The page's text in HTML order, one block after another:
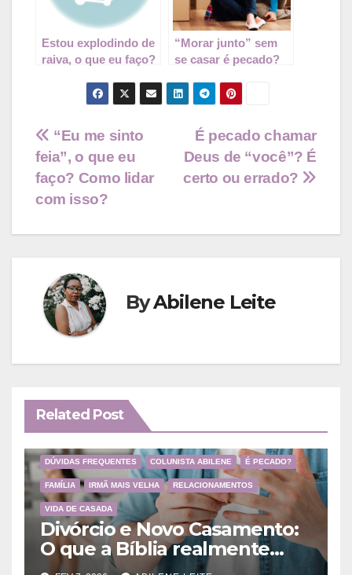
Estou explodindo de
raiva, o que eu faço?
“Morar junto” sem
se casar é pecado?
Navegação
de
Post
É pecado chamar
Deus de “você”? É
certo ou errado?
“Eu me sinto
feia”, o que eu
faço? Como lidar
com isso?
ByAbilene Leite
Related Post
DÚVIDAS FREQUENTES COLUNISTA ABILENE É PECADO?
FAMÍLIA IRMÃ MAIS VELHA RELACIONAMENTOS
VIDA DE CASADA
Divórcio e Novo Casamento:
O que a Bíblia realmente
ensina